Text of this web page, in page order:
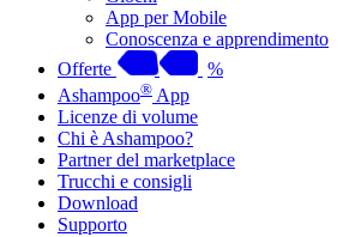
App per Mobile
Conoscenza e apprendimento
Offerte
%
Ashampoo® App
Licenze di volume
Chi è Ashampoo?
Partner del marketplace
Trucchi e consigli
Download
Supporto